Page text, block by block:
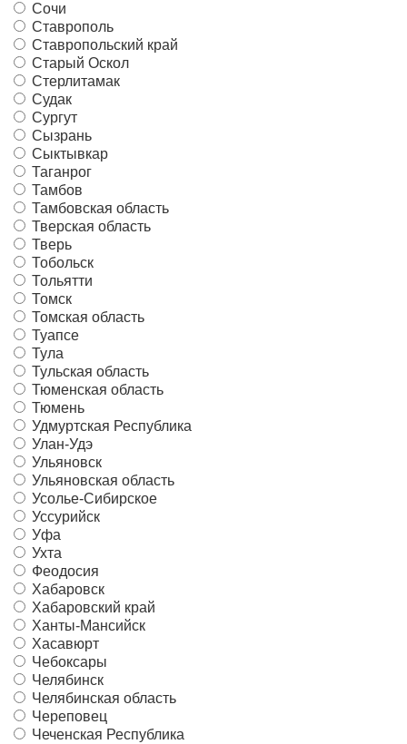
Сочи
Ставрополь
Ставропольский край
Старый Оскол
Стерлитамак
Судак
Сургут
Сызрань
Сыктывкар
Таганрог
Тамбов
Тамбовская область
Тверская область
Тверь
Тобольск
Тольятти
Томск
Томская область
Туапсе
Тула
Тульская область
Тюменская область
Тюмень
Удмуртская Республика
Улан-Удэ
Ульяновск
Ульяновская область
Усолье-Сибирское
Уссурийск
Уфа
Ухта
Феодосия
Хабаровск
Хабаровский край
Ханты-Мансийск
Хасавюрт
Чебоксары
Челябинск
Челябинская область
Череповец
Чеченская Республика